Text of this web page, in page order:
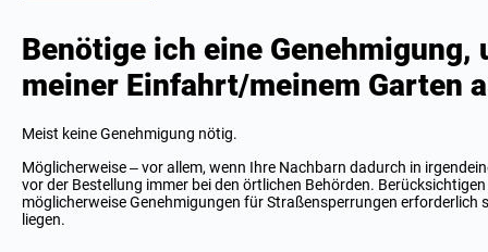
Benötige ich eine Genehmigung,
meiner Einfahrt/meinem Garten
Meist keine Genehmigung nötig.
Möglicherweise – vor allem, wenn Ihre Nachbarn dadurch in
vor der Bestellung immer bei den örtlichen Behörden.
möglicherweise Genehmigungen für Straßensperrungen
liegen.